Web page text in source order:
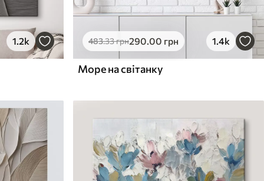
1.2k 483.33грн290.00 грн 1.4k
Море на світанку